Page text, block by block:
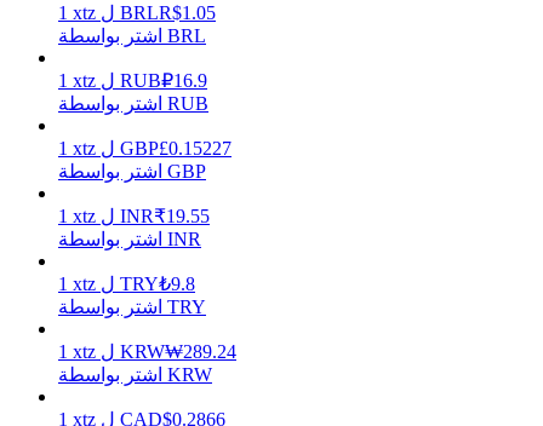
خنزير الطاقة
احصل على مكافآت تنافسية يوميًا
1 xtz ل BRLR$1.05
اشتر بواسطة BRL
1 xtz ل RUB₽16.9
اشتر بواسطة RUB
1 xtz ل GBP£0.15227
اشتر بواسطة GBP
1 xtz ل INR₹19.55
اشتر بواسطة INR
1 xtz ل TRY₺9.8
اشتر بواسطة TRY
1 xtz ل KRW₩289.24
اشتر بواسطة KRW
1 xtz ل CAD$0.2866